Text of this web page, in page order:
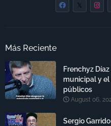
Más Reciente
Frenchyz
municipal y
públicos
August 06,
Sergio